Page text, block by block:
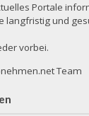
Portale
langfristig und
vorbei.
Team